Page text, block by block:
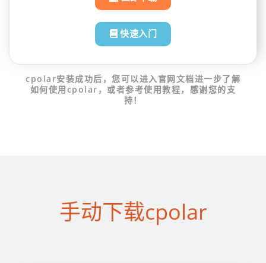
快速入门
cpolar安装成功后，您可以进入官网文档进一步了解
如何使用cpolar，或者参考使用教程，感谢您的支
持！
手动下载cpolar